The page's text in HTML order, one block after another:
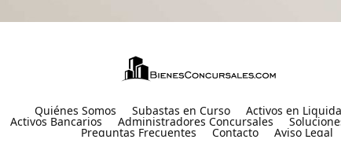
Quiénes Somos Subastas en Curso Activos en
Activos Bancarios Administradores Concursales
Preguntas Frecuentes Contacto Aviso Legal